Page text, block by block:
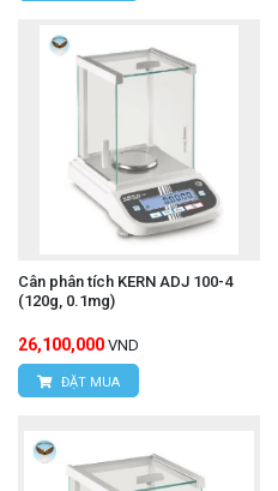
Cân phân tích KERN ADJ 100-4
(120g, 0.1mg)
26,100,000 VND
ĐẶT MUA